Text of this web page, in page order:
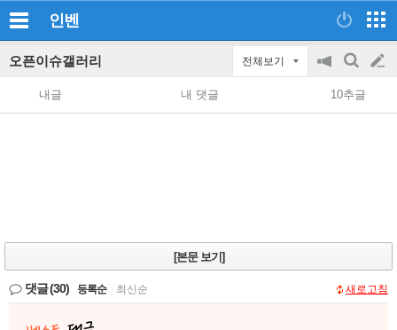
인벤
오픈이슈갤러리 전체보기
공
지
on/off
검
색
글
쓰
내글 내 댓글 10추글
[본문 보기]
댓글(30) 등록순 최신순 새로고침